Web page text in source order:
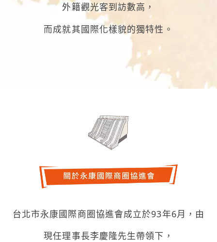
外籍觀光客到訪數高，
而成就其國際化樣貌的獨特性。
台北市永康國際商圈協進會成立於93年6月，由
現任理事長李慶隆先生帶領下，